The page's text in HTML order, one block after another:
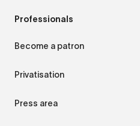
Professionals
Become a patron
Privatisation
Press area